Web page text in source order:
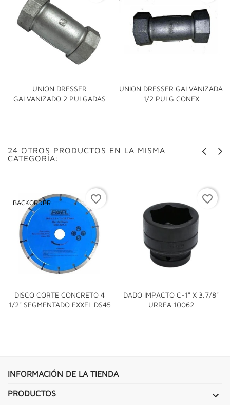
UNION DRESSER
GALVANIZADO 2 PULGADAS
UNION DRESSER GALVANIZADA
1/2 PULG CONEX
24 OTROS PRODUCTOS EN LA MISMA
CATEGORÍA:
DISCO CORTE CONCRETO 4
1/2" SEGMENTADO EXXEL DS45
BACKORDER favorite_border
DADO IMPACTO C-1" X 3.7/8"
URREA 10062
favorite_border
INFORMACIÓN DE LA TIENDA
PRODUCTOS 